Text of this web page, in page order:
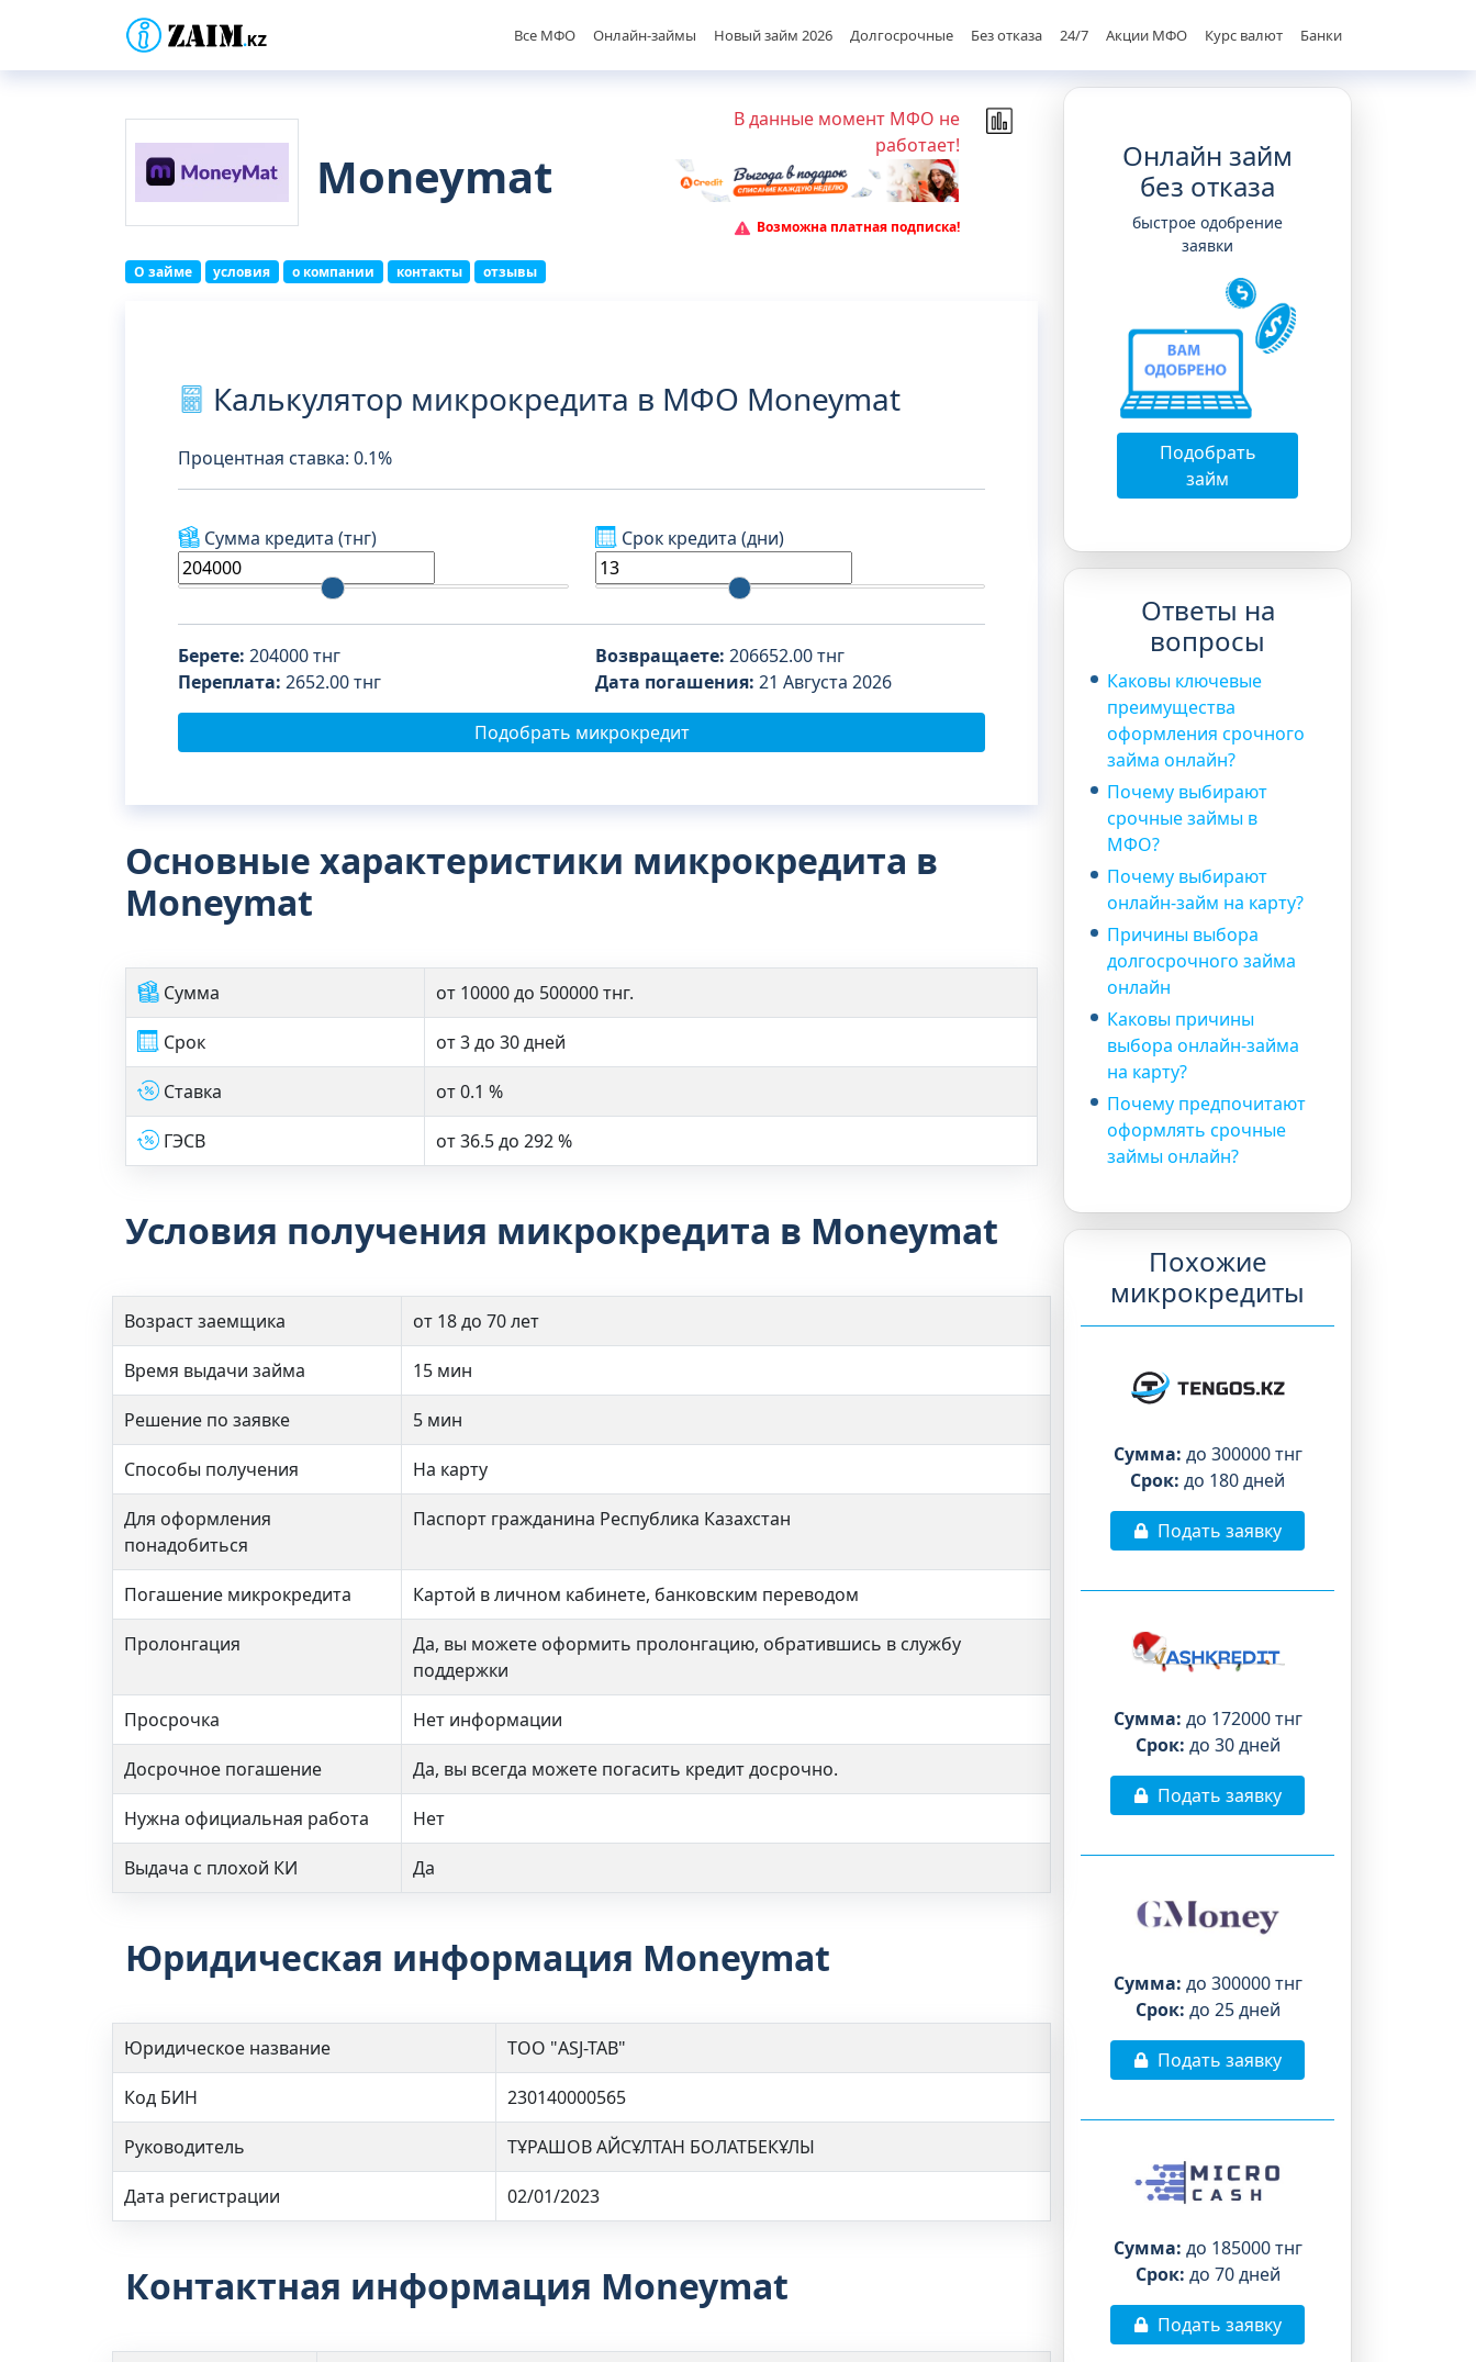
Все МФО Онлайн-займы Новый займ 2026 Долгосрочные Без отказа 24/7 Акции МФО Курс валют Банки
Moneymat
В данные момент МФО не
работает!
Возможна платная подписка!
О займе условия о компании контакты отзывы
Калькулятор микрокредита в МФО Moneymat
Процентная ставка: 0.1%
Сумма кредита (тнг) Срок кредита (дни)
Берете: 204000тнг Возвращаете: 206652.00тнг
Переплата: 2652.00тнг Дата погашения: 21 Августа 2026
Подобрать микрокредит
Основные характеристики микрокредита в
Moneymat
Сумма от 10000 до 500000 тнг.
Срок от 3 до 30 дней
Ставка от 0.1 %
ГЭСВ от 36.5 до 292 %
Условия получения микрокредита в Moneymat
Возраст заемщика от 18 до 70 лет
Время выдачи займа 15 мин
Решение по заявке 5 мин
Способы получения На карту
Для оформления
понадобиться
Паспорт гражданина Республика Казахстан
Погашение микрокредита Картой в личном кабинете, банковским переводом
Пролонгация
Да, вы можете оформить пролонгацию, обратившись в службу
поддержки
Просрочка Нет информации
Досрочное погашение Да, вы всегда можете погасить кредит досрочно.
Нужна официальная работа Нет
Выдача с плохой КИ Да
Юридическая информация Moneymat
Юридическое название ТОО "ASJ-TAB"
Код БИН 230140000565
Руководитель ТҰРАШОВ АЙСҰЛТАН БОЛАТБЕКҰЛЫ
Дата регистрации 02/01/2023
Контактная информация Moneymat
Онлайн займ
без отказа
быстрое одобрение
заявки
Подобрать
займ
Ответы на
вопросы
Каковы ключевые
преимущества
оформления срочного
займа онлайн?
Почему выбирают
срочные займы в
МФО?
Почему выбирают
онлайн-займ на карту?
Причины выбора
долгосрочного займа
онлайн
Каковы причины
выбора онлайн-займа
на карту?
Почему предпочитают
оформлять срочные
займы онлайн?
Похожие
микрокредиты
Сумма: до 300000 тнг
Срок: до 180 дней
Подать заявку
Сумма: до 172000 тнг
Срок: до 30 дней
Подать заявку
Сумма: до 300000 тнг
Срок: до 25 дней
Подать заявку
Сумма: до 185000 тнг
Срок: до 70 дней
Подать заявку